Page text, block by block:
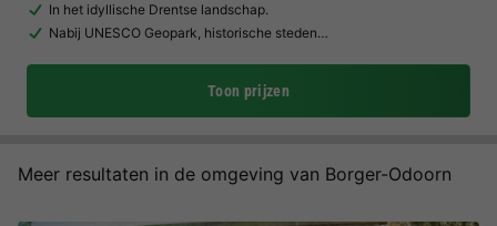
In het idyllische Drentse landschap.
Nabij UNESCO Geopark, historische steden…
Toon prijzen
Meer resultaten in de omgeving van Borger-Odoorn